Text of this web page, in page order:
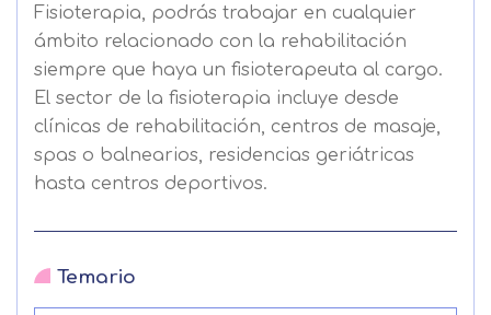
Fisioterapia, podrás trabajar en cualquier
ámbito relacionado con la rehabilitación
siempre que haya un fisioterapeuta al cargo.
El sector de la fisioterapia incluye desde
clínicas de rehabilitación, centros de masaje,
spas o balnearios, residencias geriátricas
hasta centros deportivos.
Temario